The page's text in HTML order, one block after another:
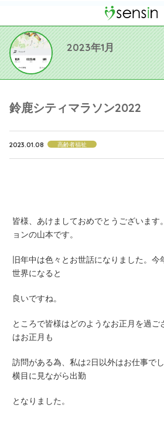
2023年1月
鈴鹿シティマラソン2022
2023.01.08 高齢者福祉
皆様、あけましておめでとうございます
ョンの山本です。
旧年中は色々とお世話になりました。今
世界になると
良いですね。
ところで皆様はどのようなお正月を過ご
はお正月も
訪問がある為、私は2日以外はお仕事で
横目に見ながら出勤
となりました。